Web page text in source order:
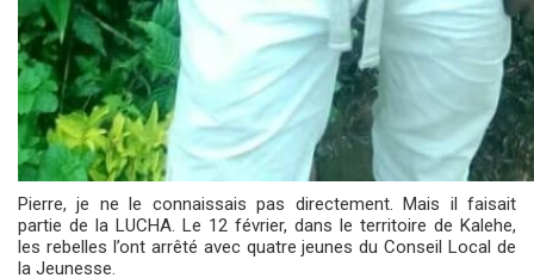
Pierre, je ne le connaissais pas directement. Mais il faisait
partie de la LUCHA. Le 12 février, dans le territoire de Kalehe,
les rebelles l’ont arrêté avec quatre jeunes du Conseil Local de
la Jeunesse.